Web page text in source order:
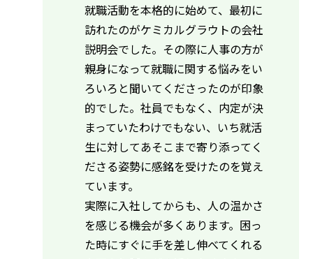
就職活動を本格的に始めて、最初に
訪れたのがケミカルグラウトの会社
説明会でした。その際に人事の方が
親身になって就職に関する悩みをい
ろいろと聞いてくださったのが印象
的でした。社員でもなく、内定が決
まっていたわけでもない、いち就活
生に対してあそこまで寄り添ってく
ださる姿勢に感銘を受けたのを覚え
ています。
実際に入社してからも、人の温かさ
を感じる機会が多くあります。困っ
た時にすぐに手を差し伸べてくれる